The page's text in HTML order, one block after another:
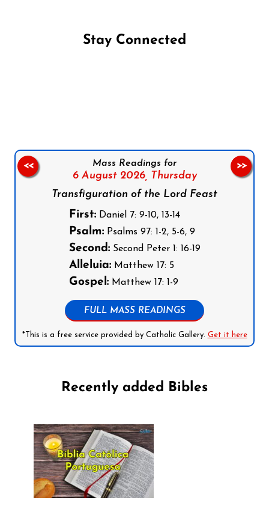
Stay Connected
Mass Readings for
6 August 2026, Thursday
Transfiguration of the Lord Feast
First:Daniel 7: 9-10, 13-14
Psalm:Psalms 97: 1-2, 5-6, 9
Second:Second Peter 1: 16-19
Alleluia:Matthew 17: 5
Gospel:Matthew 17: 1-9
FULL MASS READINGS
*This is a free service provided by Catholic Gallery. Get it here
<< >>
Recently added Bibles